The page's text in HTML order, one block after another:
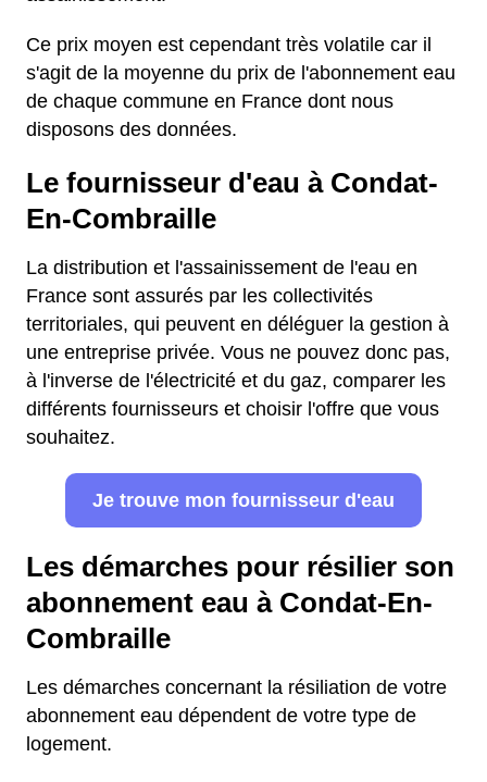
Ce prix moyen est cependant très volatile car il
s'agit de la moyenne du prix de l'abonnement eau
de chaque commune en France dont nous
disposons des données.
Le fournisseur d'eau à Condat-
En-Combraille
La distribution et l'assainissement de l'eau en
France sont assurés par les collectivités
territoriales, qui peuvent en déléguer la gestion à
une entreprise privée. Vous ne pouvez donc pas,
à l'inverse de l'électricité et du gaz, comparer les
différents fournisseurs et choisir l'offre que vous
souhaitez.
Je trouve mon fournisseur d'eau
Les démarches pour résilier son
abonnement eau à Condat-En-
Combraille
Les démarches concernant la résiliation de votre
abonnement eau dépendent de votre type de
logement.